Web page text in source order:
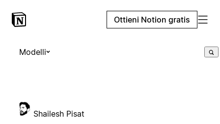
Ottieni Notion gratis
Modelli
Shailesh Pisat